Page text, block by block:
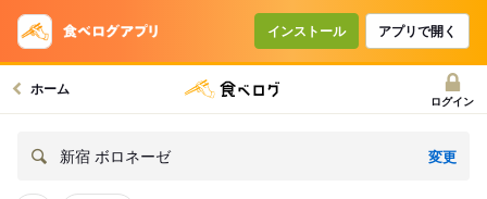
インストール アプリで開く
ホーム
ログイン
新宿 ボロネーゼ 変更